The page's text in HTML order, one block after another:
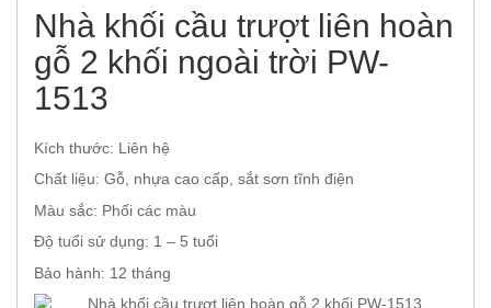
Nhà khối cầu trượt liên hoàn
gỗ 2 khối ngoài trời PW-
1513
Kích thước: Liên hệ
Chất liệu: Gỗ, nhựa cao cấp, sắt sơn tĩnh điện
Màu sắc: Phối các màu
Độ tuổi sử dụng: 1 – 5 tuổi
Bảo hành: 12 tháng